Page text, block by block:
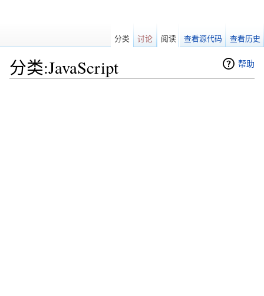
帮助
分类:JavaScript
分类 讨论 阅读 查看源代码 查看历史